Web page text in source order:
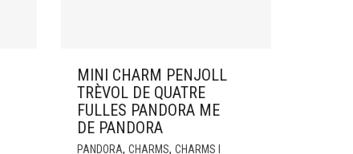
MINI CHARM PENJOLL
TRÈVOL DE QUATRE
FULLES PANDORA ME
DE PANDORA
PANDORA, CHARMS, CHARMS I